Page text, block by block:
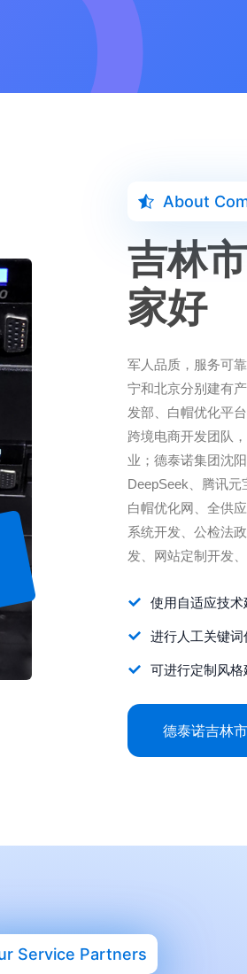
About
吉林
家好
军人品质，服务可
宁和北京分别建有
发部、白帽优化平
跨境电商开发团队
业；德泰诺集团沈
DeepSeek、腾讯
白帽优化网、全供
系统开发、公检法
发、网站定制开发
使用自适应技术
进行人工关键词
可进行定制风格
德泰诺吉林
Service Partners